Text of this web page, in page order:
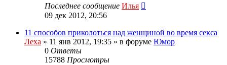
Последнее сообщение Илья
09 дек 2012, 20:56
11 способов приколоться над женщиной во время секса
Леха » 11 янв 2012, 19:35 » в форуме Юмор
0 Ответы
15788 Просмотры